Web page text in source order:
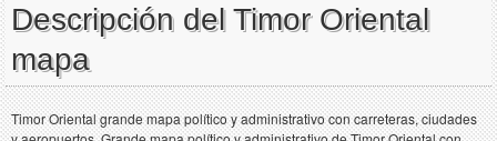
Descripción del Timor Oriental
mapa
Timor Oriental grande mapa político y administrativo con carreteras, ciudades